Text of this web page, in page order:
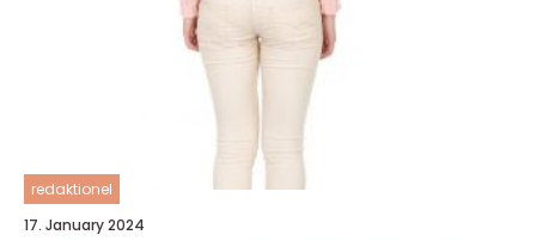
redaktionel
17. January 2024